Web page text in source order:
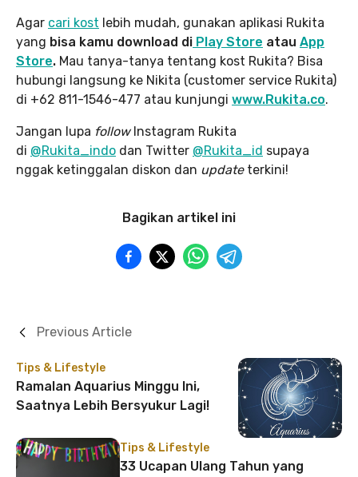
Agar cari kost lebih mudah, gunakan aplikasi Rukita
yang bisa kamu download di Play Store atau App
Store. Mau tanya-tanya tentang kost Rukita? Bisa
hubungi langsung ke Nikita (customer service Rukita)
di +62 811-1546-477 atau kunjungi www.Rukita.co.
Jangan lupa followInstagram Rukita
di @Rukita_indo dan Twitter @Rukita_id supaya
nggak ketinggalan diskon dan update terkini!
Bagikan artikel ini
Tips & Lifestyle
Ramalan Aquarius Minggu Ini,
Saatnya Lebih Bersyukur Lagi!
Previous Article
Tips & Lifestyle
33 Ucapan Ulang Tahun yang